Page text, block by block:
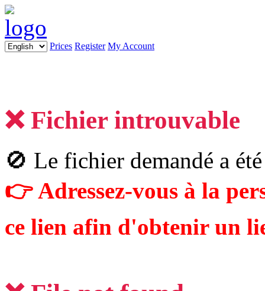
Prices Register My Account
❌ Fichier introuvable
🚫 Le fichier demandé a
👉 Adressez-vous à la
ce lien afin d'obtenir un